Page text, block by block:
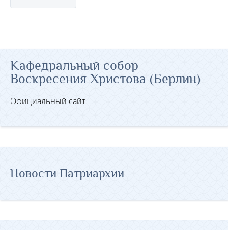
Кафедральный собор
Воскресения Христова (Берлин)
Официальный сайт
Новости Патриархии